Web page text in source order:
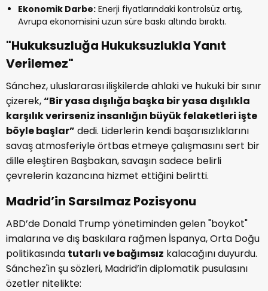
Ekonomik Darbe: Enerji fiyatlarındaki kontrolsüz artış,
Avrupa ekonomisini uzun süre baskı altında bıraktı.
​"Hukuksuzluğa Hukuksuzlukla Yanıt
Verilemez"
​Sánchez, uluslararası ilişkilerde ahlaki ve hukuki bir sınır
çizerek,“Bir yasa dışılığa başka bir yasa dışılıkla
karşılık verirseniz insanlığın büyük felaketleri işte
böyle başlar” dedi. Liderlerin kendi başarısızlıklarını
savaş atmosferiyle örtbas etmeye çalışmasını sert bir
dille eleştiren Başbakan, savaşın sadece belirli
çevrelerin kazancına hizmet ettiğini belirtti.
​Madrid’in Sarsılmaz Pozisyonu
​ABD’de Donald Trump yönetiminden gelen "boykot"
imalarına ve dış baskılara rağmen İspanya, Orta Doğu
politikasında tutarlı ve bağımsız kalacağını duyurdu.
Sánchez'in şu sözleri, Madrid’in diplomatik pusulasını
özetler nitelikte: